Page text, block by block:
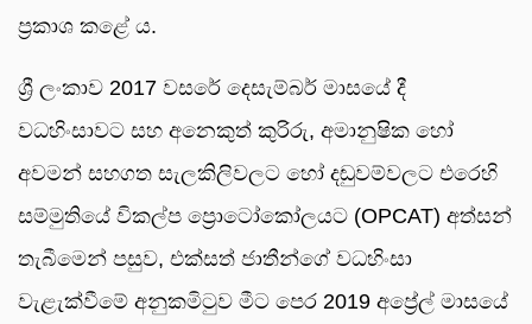
ප්‍රකාශ කළේ ය.
ශ්‍රී ලංකාව 2017 වසරේ දෙසැම්බර් මාසයේ දී
වධහිංසාවට සහ අනෙකුත් කුරිරු, අමානුෂික හෝ
අවමන් සහගත සැලකිලිවලට හෝ දඬුවම්වලට එරෙහි
සම්මුතියේ විකල්ප ප්‍රොටෝකෝලයට (OPCAT) අත්සන්
තැබීමෙන් පසුව, එක්සත් ජාතීන්ගේ වධහිංසා
වැළැක්වීමේ අනුකමිටුව මීට පෙර 2019 අප්‍රේල් මාසයේ